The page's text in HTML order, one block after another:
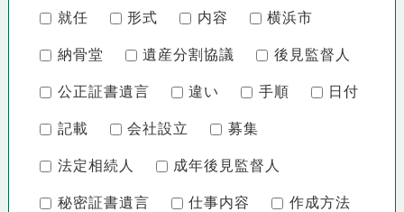
就任 形式 内容 横浜市
納骨堂 遺産分割協議 後見監督人
公正証書遺言 違い 手順 日付
記載 会社設立 募集
法定相続人 成年後見監督人
秘密証書遺言 仕事内容 作成方法